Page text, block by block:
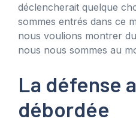
déclencherait quelque
sommes entrés dans ce
nous voulions montrer
nous nous sommes au
La défense
débordée